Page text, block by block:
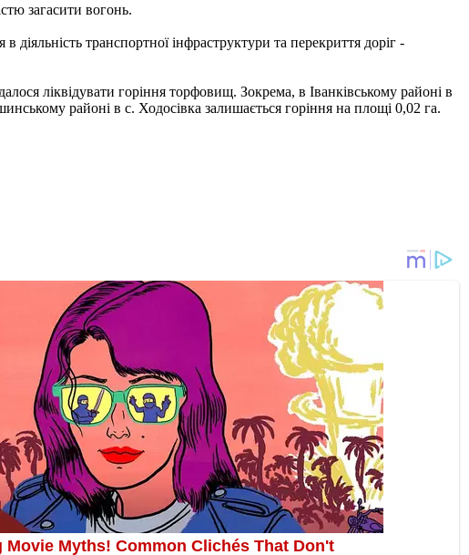
загасити вогонь.
транспортної інфраструктури та перекриття доріг -
ліквідувати горіння торфовищ. Зокрема, в Іванківському районі в
районі в с. Ходосівка залишається горіння на площі 0,02 га.